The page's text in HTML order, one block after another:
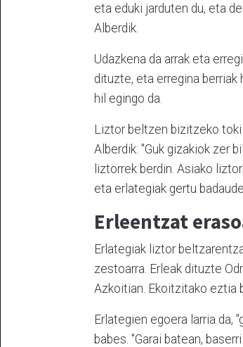
eta eduki jarduten du, eta
Alberdik.
Udazkena da arrak eta
dituzte, eta erregina berriak
hil egingo da.
Liztor beltzen bizitzeko toki
Alberdik: "Guk gizakiok zer
liztorrek berdin. Asiako
eta erlategiak gertu
Erleentzat
Erlategiak liztor
zestoarra. Erleak dituzte
Azkoitian. Ekoitzitako eztia
Erlategien egoera larria da,
babes. "Garai batean,